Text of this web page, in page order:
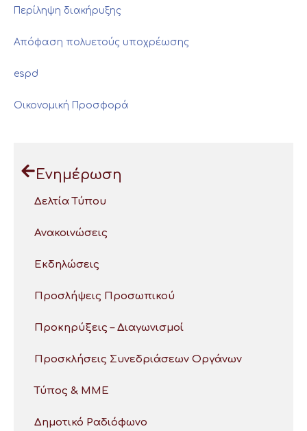
Περίληψη διακήρυξης
Απόφαση πολυετούς υποχρέωσης
espd
Οικονομική Προσφορά
Ενημέρωση
Δελτία Τύπου
Ανακοινώσεις
Εκδηλώσεις
Προσλήψεις Προσωπικού
Προκηρύξεις – Διαγωνισμοί
Προσκλήσεις Συνεδριάσεων Οργάνων
Τύπος & ΜΜΕ
Δημοτικό Ραδιόφωνο